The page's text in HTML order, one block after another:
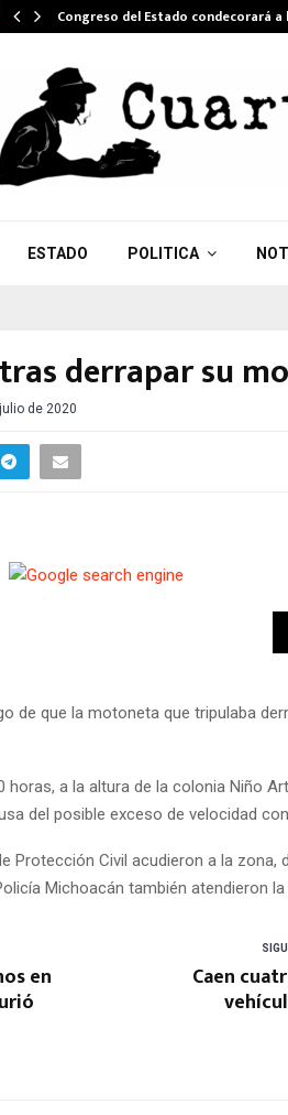
Congreso del Estado condecorará
ESTADO POLITICA
derrapar su
de 2020
de que la motoneta que tripulaba
horas, a la altura de la colonia Niño
del posible exceso de velocidad
Protección Civil acudieron a la zona,
Michoacán también atendieron la
en Caen